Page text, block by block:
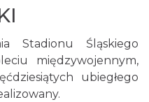
podgórskiego,
przemysłowego i
Muzeum "Górnośląski
stanowi jeden z
Drewnianej
Stadionu Śląskiego
międzywojennym,
ubiegłego